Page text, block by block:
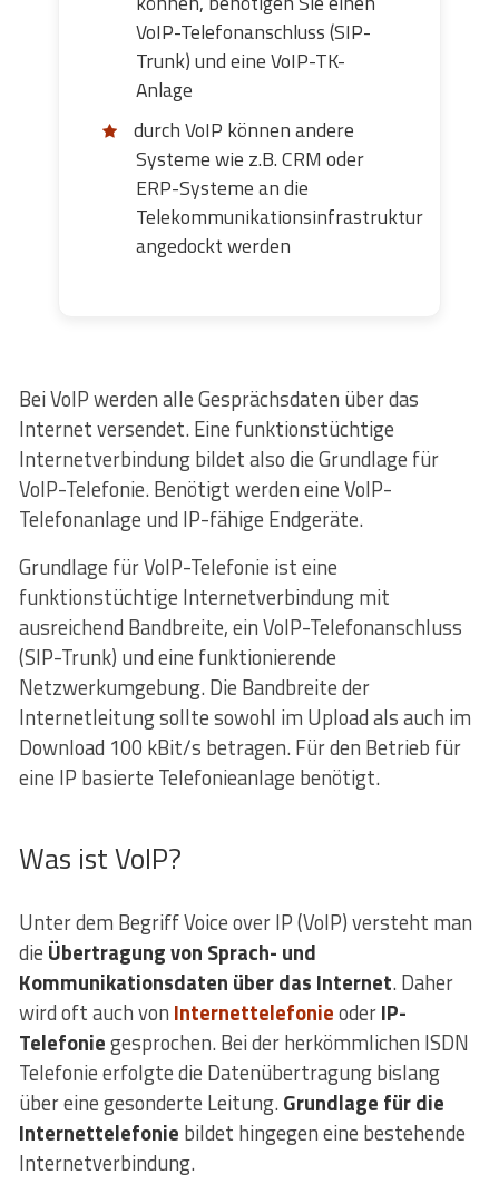
VoIP-Telefonanschluss (SIP-
Trunk) und eine VoIP-TK-
Anlage
durch VoIP können andere
Systeme wie z.B. CRM oder
ERP-Systeme an die
Telekommunikationsinfrastruktur
angedockt werden
Bei VoIP werden alle Gesprächsdaten über das
Internet versendet. Eine funktionstüchtige
Internetverbindung bildet also die Grundlage für
VoIP-Telefonie. Benötigt werden eine VoIP-
Telefonanlage und IP-fähige Endgeräte.
Grundlage für VoIP-Telefonie ist eine
funktionstüchtige Internetverbindung mit
ausreichend Bandbreite, ein VoIP-Telefonanschluss
(SIP-Trunk) und eine funktionierende
Netzwerkumgebung. Die Bandbreite der
Internetleitung sollte sowohl im Upload als auch im
Download 100 kBit/s betragen. Für den Betrieb für
eine IP basierte Telefonieanlage benötigt.
Was ist VoIP?
Unter dem Begriff Voice over IP (VoIP) versteht man
die Übertragung von Sprach- und
Kommunikationsdaten über das Internet. Daher
wird oft auch von InternettelefonieoderIP-
Telefoniegesprochen. Bei der herkömmlichen ISDN
Telefonie erfolgte die Datenübertragung bislang
über eine gesonderte Leitung.Grundlage für die
Internettelefonie bildet hingegen eine bestehende
Internetverbindung.